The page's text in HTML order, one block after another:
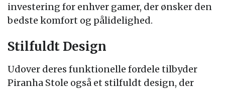
investering for enhver gamer, der ønsker den
bedste komfort og pålidelighed.
Stilfuldt Design
Udover deres funktionelle fordele tilbyder
Piranha Stole også et stilfuldt design, der